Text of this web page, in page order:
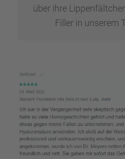
über ihre
Filler in unserem